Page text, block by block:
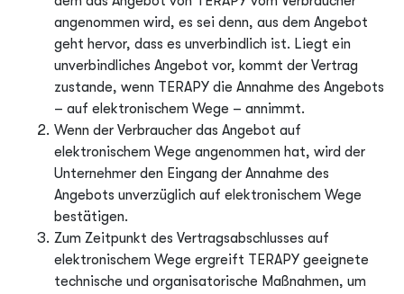
angenommen wird, es sei denn, aus dem Angebot
geht hervor, dass es unverbindlich ist. Liegt ein
unverbindliches Angebot vor, kommt der Vertrag
zustande, wenn TERAPY die Annahme des Angebots
– auf elektronischem Wege – annimmt.
Wenn der Verbraucher das Angebot auf
elektronischem Wege angenommen hat, wird der
Unternehmer den Eingang der Annahme des
Angebots unverzüglich auf elektronischem Wege
bestätigen.
Zum Zeitpunkt des Vertragsabschlusses auf
elektronischem Wege ergreift TERAPY geeignete
technische und organisatorische Maßnahmen, um